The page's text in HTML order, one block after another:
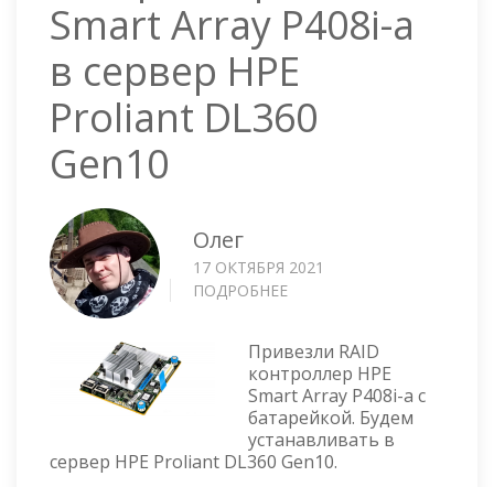
Smart Array P408i-a
в сервер HPE
Proliant DL360
Gen10
Олег
17 ОКТЯБРЯ 2021
ПОДРОБНЕЕ
КОНТРОЛЛЕРА
HPE
SMART
ARRAY
P408I-
A
Привезли RAID
контроллер HPE
Smart Array P408i-a с
батарейкой. Будем
устанавливать в
сервер HPE Proliant DL360 Gen10.